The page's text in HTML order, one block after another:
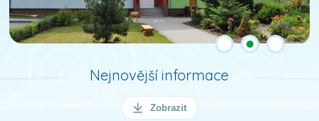
Nejnovější informace
Zobrazit